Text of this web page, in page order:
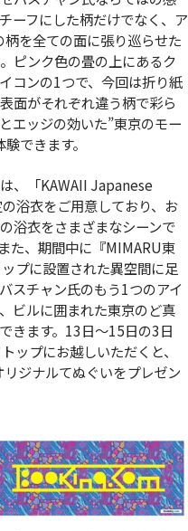
ーフにした柄だけでなく、ア
を全ての面に張り巡らせた
ピンク色の畳の上にあるク
コンの1つで、今回は折り紙
面がそれぞれ違う柄で彩ら
エッジの効いた”東京のモー
できます。
、「KAWAII Japanese
浴衣をご用意しており、お
浴衣をさまざまなシーンで
た、期間中に『MIMARU東
プに設置された異空間に足
スチャン氏のもう1つのアイ
ビルに囲まれた東京のど真
きます。13日～15日の3日
ップにお越しいただくと、
ジナルてぬぐいをプレゼン